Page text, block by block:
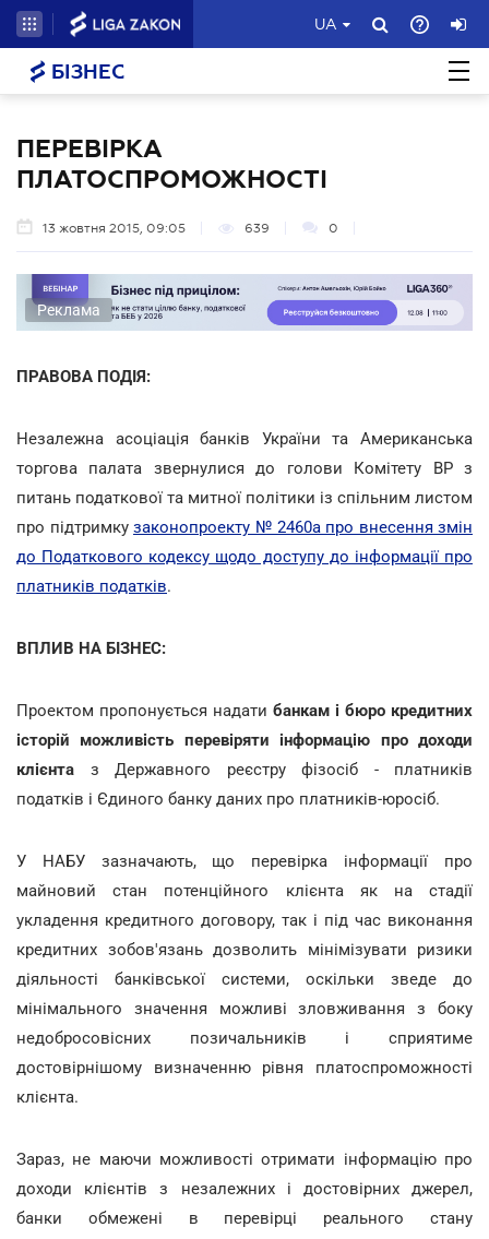
UA
БІЗНЕС
ПЕРЕВІРКА
ПЛАТОСПРОМОЖНОСТІ
13 жовтня 2015, 09:05 639 0
Реклама
ПРАВОВА ПОДІЯ:
Незалежна асоціація банків України та Американська
торгова палата звернулися до голови Комітету ВР з
питань податкової та митної політики із спільним листом
про підтримку законопроекту № 2460а про внесення змін
до Податкового кодексу щодо доступу до інформації про
платників податків.
ВПЛИВ НА БІЗНЕС:
Проектом пропонується надати банкам і бюро кредитних
історій можливість перевіряти інформацію про доходи
клієнта з Державного реєстру фізосіб - платників
податків і Єдиного банку даних про платників-юросіб.
У НАБУ зазначають, що перевірка інформації про
майновий стан потенційного клієнта як на стадії
укладення кредитного договору, так і під час виконання
кредитних зобов'язань дозволить мінімізувати ризики
діяльності банківської системи, оскільки зведе до
мінімального значення можливі зловживання з боку
недобросовісних позичальників і сприятиме
достовірнішому визначенню рівня платоспроможності
клієнта.
Зараз, не маючи можливості отримати інформацію про
доходи клієнтів з незалежних і достовірних джерел,
банки обмежені в перевірці реального стану